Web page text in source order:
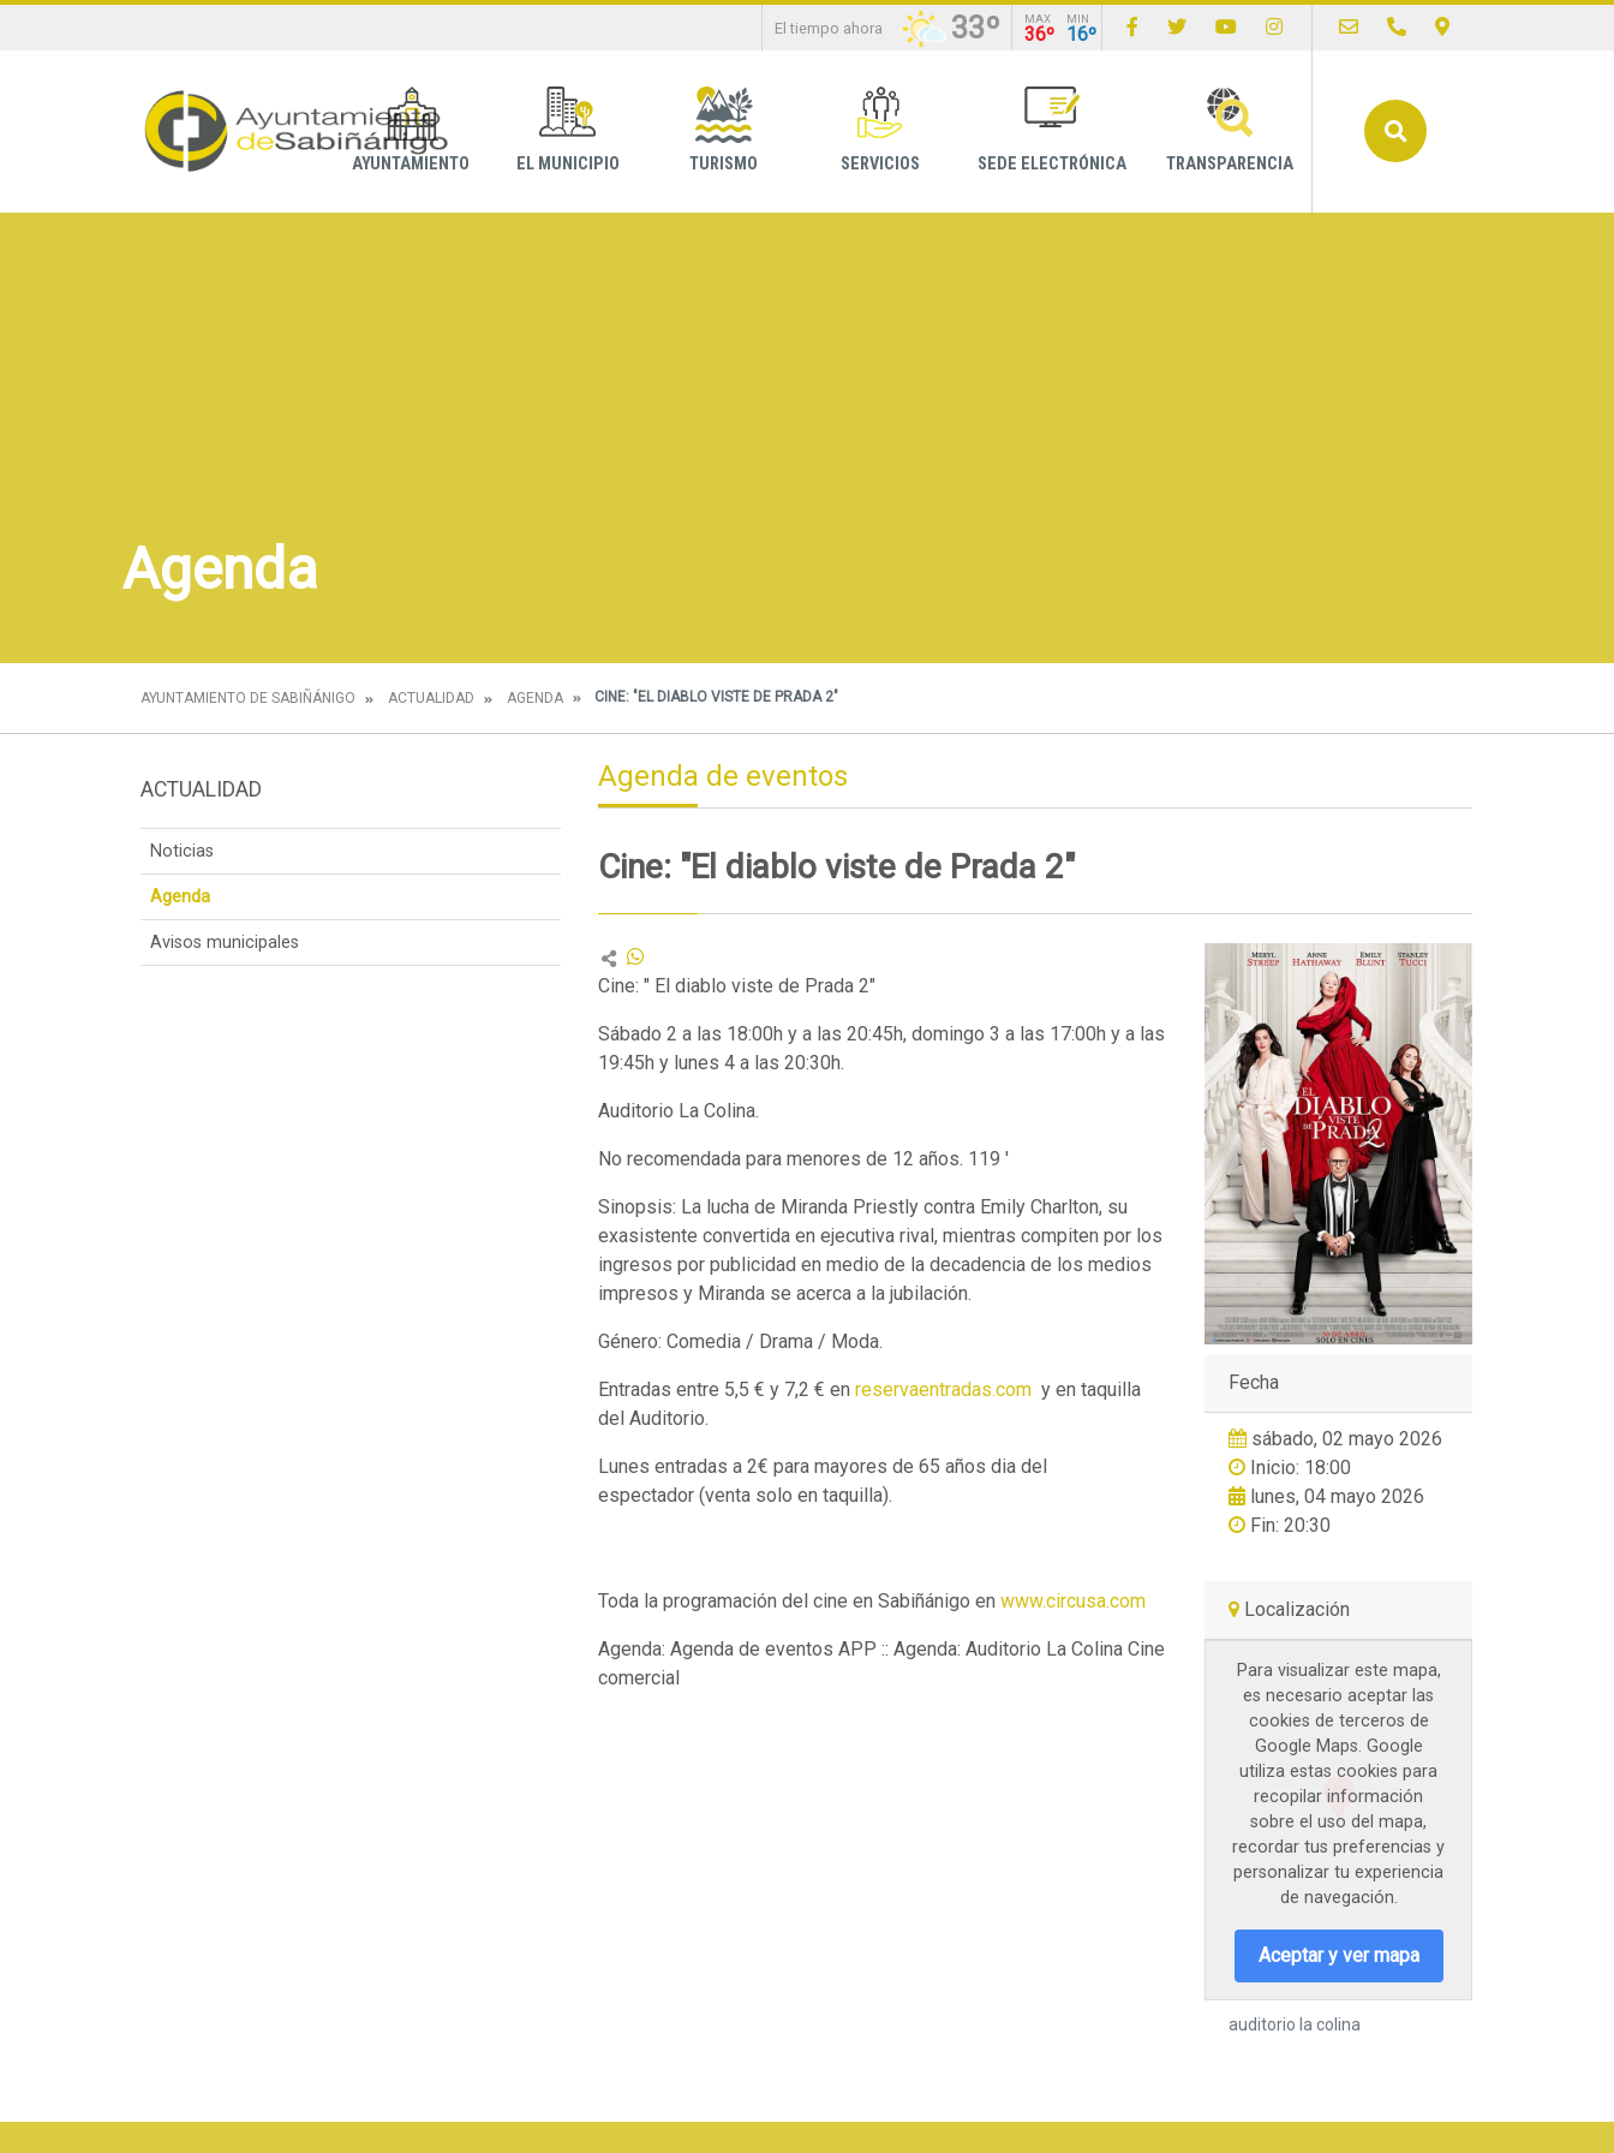
El tiempo ahora 33º MAX
36º
MIN
16º
AYUNTAMIENTO EL MUNICIPIO TURISMO SERVICIOS SEDE ELECTRÓNICA TRANSPARENCIA
Agenda
AYUNTAMIENTO DE SABIÑÁNIGO ACTUALIDAD AGENDA CINE: "EL DIABLO VISTE DE PRADA 2"
ACTUALIDAD
Noticias
Agenda
Avisos municipales
Agenda de eventos
Cine: "El diablo viste de Prada 2"
Cine: " El diablo viste de Prada 2"
Sábado 2 a las 18:00h y a las 20:45h, domingo 3 a las 17:00h y a las
19:45h y lunes 4 a las 20:30h.
Auditorio La Colina.
No recomendada para menores de 12 años. 119 '
Sinopsis: La lucha de Miranda Priestly contra Emily Charlton, su
exasistente convertida en ejecutiva rival, mientras compiten por los
ingresos por publicidad en medio de la decadencia de los medios
impresos y Miranda se acerca a la jubilación.
Género: Comedia / Drama / Moda.
Entradas entre 5,5 € y 7,2 € en reservaentradas.com y en taquilla
del Auditorio.
Lunes entradas a 2€ para mayores de 65 años dia del
espectador (venta solo en taquilla).
Toda la programación del cine en Sabiñánigo en www.circusa.com
Agenda: Agenda de eventos APP :: Agenda: Auditorio La Colina Cine
comercial
Fecha
sábado, 02 mayo 2026
Inicio: 18:00
lunes, 04 mayo 2026
Fin: 20:30
Localización
Para visualizar este mapa,
es necesario aceptar las
cookies de terceros de
Google Maps. Google
utiliza estas cookies para
recopilar información
sobre el uso del mapa,
recordar tus preferencias y
personalizar tu experiencia
de navegación.
Aceptar y ver mapa
auditorio la colina